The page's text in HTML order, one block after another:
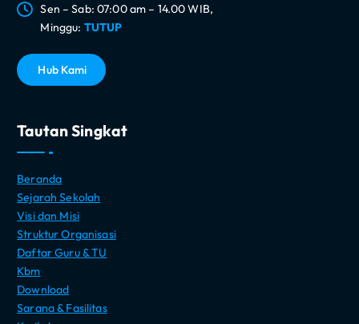
Sen – Sab: 07:00 am – 14.00 WIB,
Minggu: TUTUP
Hub Kami
Tautan Singkat
Beranda
Sejarah Sekolah
Visi dan Misi
Struktur Organisasi
Daftar Guru & TU
Kbm
Download
Sarana & Fasilitas